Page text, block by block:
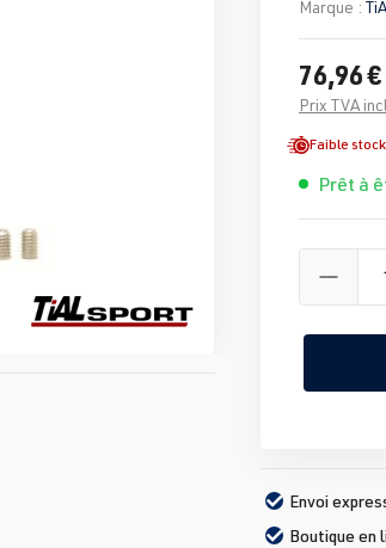
Marque :
76,96 €
Prix TVA
Faible stock
Prêt à
Envoi
Boutique en